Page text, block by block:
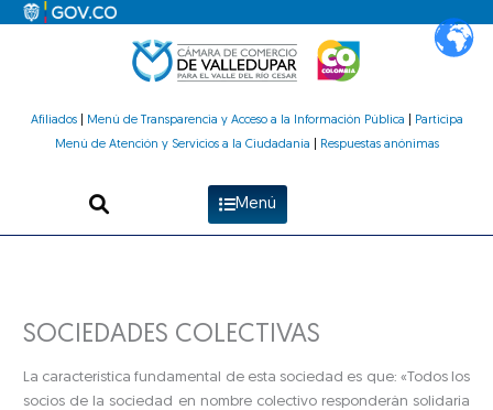
Afiliados| Menú de Transparencia y Acceso a la Información Pública
Participa
Menú de Atención y Servicios a la Ciudadanía
Respuestas anónimas
Menú
SOCIEDADES COLECTIVAS
La característica fundamental de esta sociedad es que: «Todos los
socios de la sociedad en nombre colectivo responderán solidaria